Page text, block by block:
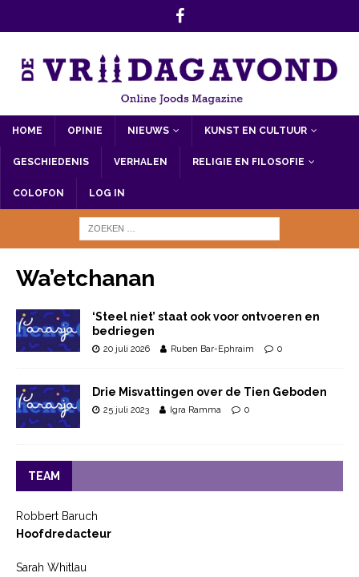
HOME OPINIE NIEUWS KUNST EN CULTUUR
GESCHIEDENIS VERHALEN RELIGIE EN FILOSOFIE
COLOFON LOG IN
Wa’etchanan
‘Steel niet’ staat ook voor ontvoeren en
bedriegen
20 juli 2026 Ruben Bar-Ephraim 0
Drie Misvattingen over de Tien Geboden
25 juli 2023 Igra Ramma 0
TEAM
Robbert Baruch
Hoofdredacteur
Sarah Whitlau